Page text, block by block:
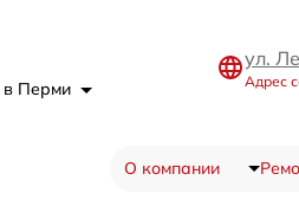
в Перми
ул.
Адрес
О компании